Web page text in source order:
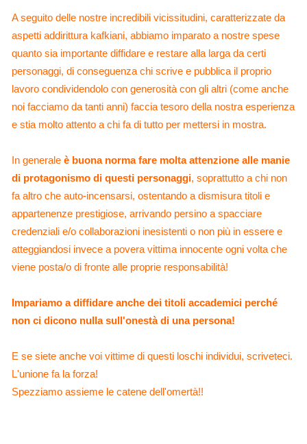
A seguito delle nostre incredibili vicissitudini, caratterizzate da
aspetti addirittura kafkiani, abbiamo imparato a nostre spese
quanto sia importante diffidare e restare alla larga da certi
personaggi, di conseguenza chi scrive e pubblica il proprio
lavoro condividendolo con generosità con gli altri (come anche
noi facciamo da tanti anni) faccia tesoro della nostra esperienza
e stia molto attento a chi fa di tutto per mettersi in mostra.
In generale è buona norma fare molta attenzione alle manie
di protagonismo di questi personaggi, soprattutto a chi non
fa altro che auto-incensarsi, ostentando a dismisura titoli e
appartenenze prestigiose, arrivando persino a spacciare
credenziali e/o collaborazioni inesistenti o non più in essere e
atteggiandosi invece a povera vittima innocente ogni volta che
viene posta/o di fronte alle proprie responsabilità!
Impariamo a diffidare anche dei titoli accademici perché
non ci dicono nulla sull'onestà di una persona!
E se siete anche voi vittime di questi loschi individui, scriveteci.
L'unione fa la forza!
Spezziamo assieme le catene dell'omertà!!